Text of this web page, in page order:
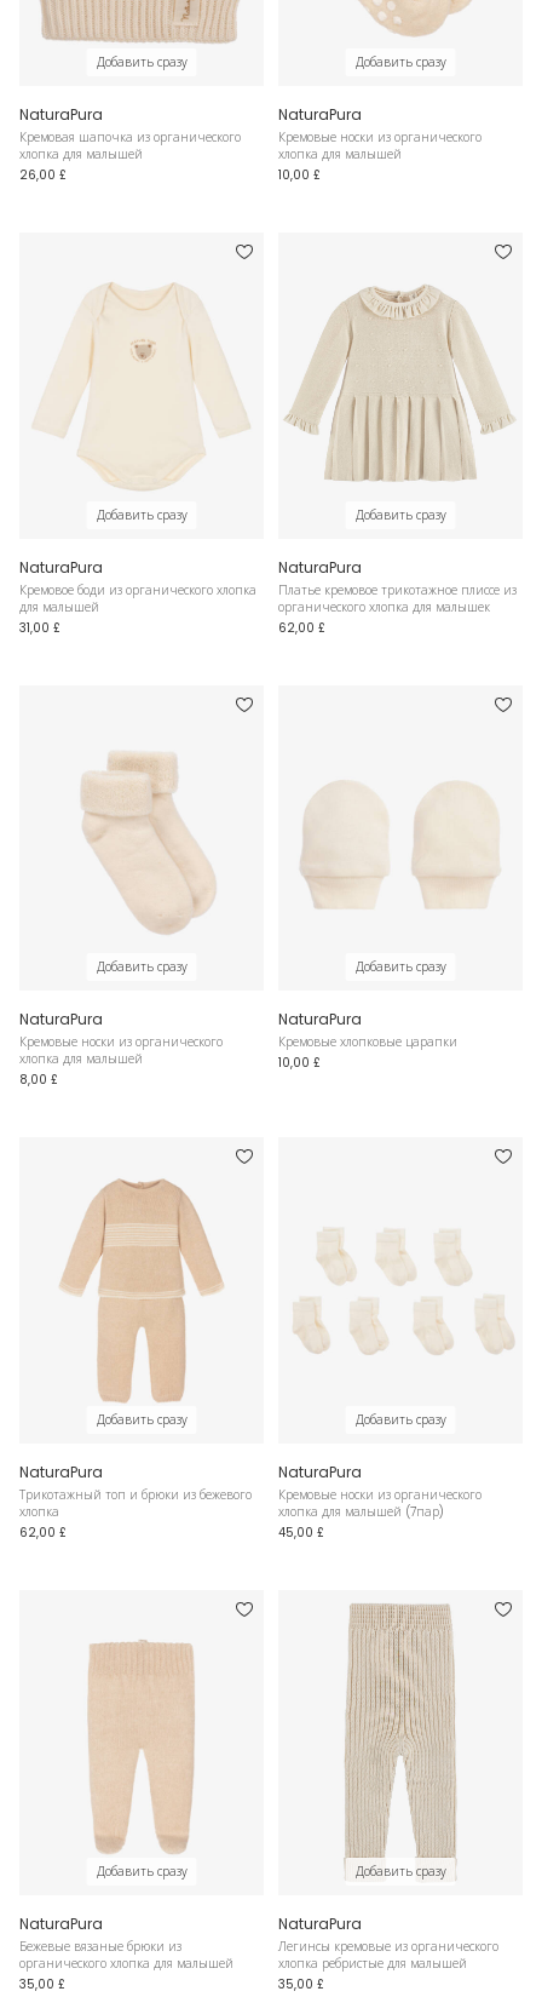
Добавить сразу
NaturaPura
Кремовая шапочка из органического
хлопка для малышей
26,00 £
Добавить сразу
NaturaPura
Кремовые носки из органического
хлопка для малышей
10,00 £
Добавить сразу
NaturaPura
Кремовое боди из органического хлопка
для малышей
31,00 £
Добавить сразу
NaturaPura
Платье кремовое трикотажное плиссе из
органического хлопка для малышек
62,00 £
Добавить сразу
NaturaPura
Кремовые носки из органического
хлопка для малышей
8,00 £
Добавить сразу
NaturaPura
Кремовые хлопковые царапки
10,00 £
Добавить сразу
NaturaPura
Трикотажный топ и брюки из бежевого
хлопка
62,00 £
Добавить сразу
NaturaPura
Кремовые носки из органического
хлопка для малышей (7пар)
45,00 £
Добавить сразу
NaturaPura
Бежевые вязаные брюки из
органического хлопка для малышей
35,00 £
Добавить сразу
NaturaPura
Легинсы кремовые из органического
хлопка ребристые для малышей
35,00 £